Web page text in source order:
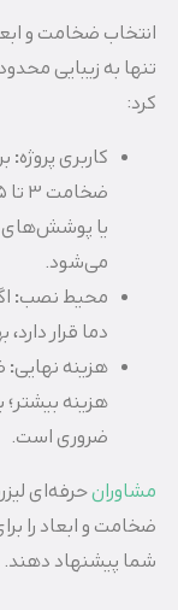
انتخاب ضخامت و
تنها به زیبایی
کرد:
کاربری پروژه:
می‌شود.
محیط نصب:
دما قرار
هزینه نهایی:
هزینه بیشتر؛
ضروری است.
مشاورانحرفه‌ای
ضخامت و ابعاد را
شما پیشنهاد دهند.